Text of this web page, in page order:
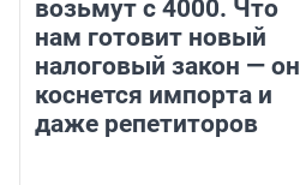
возьмут с 4000. Что
нам готовит новый
налоговый закон — он
коснется импорта и
даже репетиторов